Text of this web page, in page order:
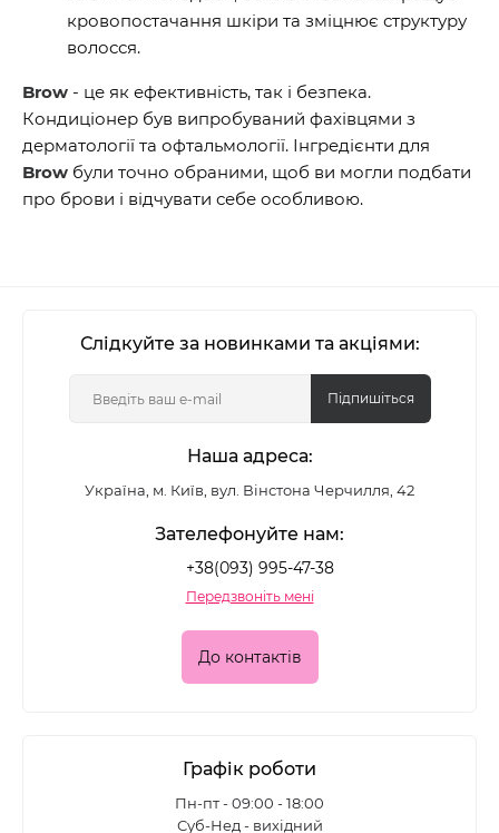
кровопостачання шкіри та зміцнює структуру
волосся.
Brow - це як ефективність, так і безпека.
Кондиціонер був випробуваний фахівцями з
дерматології та офтальмології. Інгредієнти для
Brow були точно обраними, щоб ви могли подбати
про брови і відчувати себе особливою.
Слідкуйте за новинками та акціями:
Підпишіться
Наша адреса:
Україна, м. Київ, вул. Вінстона Черчилля, 42
Зателефонуйте нам:
+38(093) 995-47-38
Передзвоніть мені
До контактів
Графік роботи
Пн-пт - 09:00 - 18:00
Суб-Нед - вихідний